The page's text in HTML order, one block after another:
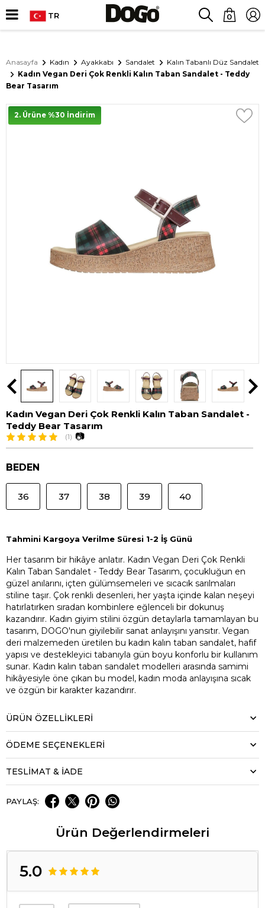
TR 0
Anasayfa Kadın Ayakkabı Sandalet
Kalın Tabanlı Düz Sandalet
Kadın Vegan Deri Çok Renkli Kalın Taban Sandalet - Teddy
Bear Tasarım
2. Ürüne %30 İndirim
Kadın Vegan Deri Çok Renkli Kalın Taban Sandalet -
Teddy Bear Tasarım
(1) 📷
BEDEN
36 37 38 39 40
Tahmini Kargoya Verilme Süresi 1-2 İş Günü
Her tasarım bir hikâye anlatır. Kadın Vegan Deri Çok Renkli
Kalın Taban Sandalet - Teddy Bear Tasarım, çocukluğun en
güzel anılarını, içten gülümsemeleri ve sıcacık sarılmaları
stiline taşır. Çok renkli desenleri, her yaşta içinde kalan neşeyi
hatırlatırken sıradan kombinlere eğlenceli bir dokunuş
kazandırır. Kadın giyim stilini özgün detaylarla tamamlayan bu
tasarım, DOGO'nun giyilebilir sanat anlayışını yansıtır. Vegan
deri malzemeden üretilen bu kadın kalın taban sandalet, hafif
yapısı ve destekleyici tabanıyla gün boyu konforlu bir kullanım
sunar. Kadın kalın taban sandalet modelleri arasında samimi
hikâyesiyle öne çıkan bu model, kadın moda anlayışına sıcak
ve özgün bir karakter kazandırır.
ÜRÜN ÖZELLIKLERI
ÖDEME SEÇENEKLERI
TESLİMAT & İADE
PAYLAŞ:
Ürün Değerlendirmeleri
5.0